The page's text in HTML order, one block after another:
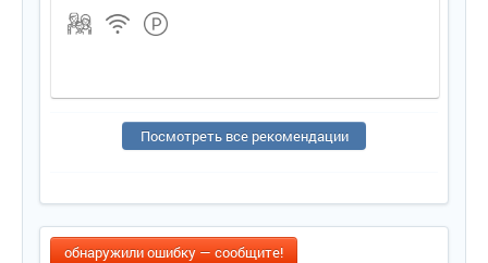
Посмотреть все рекомендации
обнаружили ошибку — сообщите!